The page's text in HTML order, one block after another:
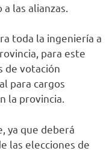
las alianzas.
toda la ingeniería a
para este
de votación
para cargos
la provincia.
ya que deberá
las elecciones de